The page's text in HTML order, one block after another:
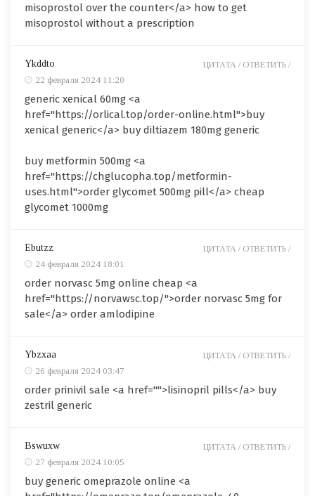
misoprostol over the counter</a> how to get
misoprostol without a prescription
Ykddto
22 февраля 2024 11:20
generic xenical 60mg <a
href="https://orlical.top/order-online.html">buy
xenical generic</a> buy diltiazem 180mg generic
buy metformin 500mg <a
href="https://chglucopha.top/metformin-
uses.html">order glycomet 500mg pill</a> cheap
glycomet 1000mg
ЦИТАТА / ОТВЕТИТЬ /
Ebutzz
24 февраля 2024 18:01
order norvasc 5mg online cheap <a
href="https://norvawsc.top/">order norvasc 5mg for
sale</a> order amlodipine
ЦИТАТА / ОТВЕТИТЬ /
Ybzxaa
26 февраля 2024 03:47
order prinivil sale <a href="">lisinopril pills</a> buy
zestril generic
ЦИТАТА / ОТВЕТИТЬ /
Bswuxw
27 февраля 2024 10:05
buy generic omeprazole online <a
ЦИТАТА / ОТВЕТИТЬ /